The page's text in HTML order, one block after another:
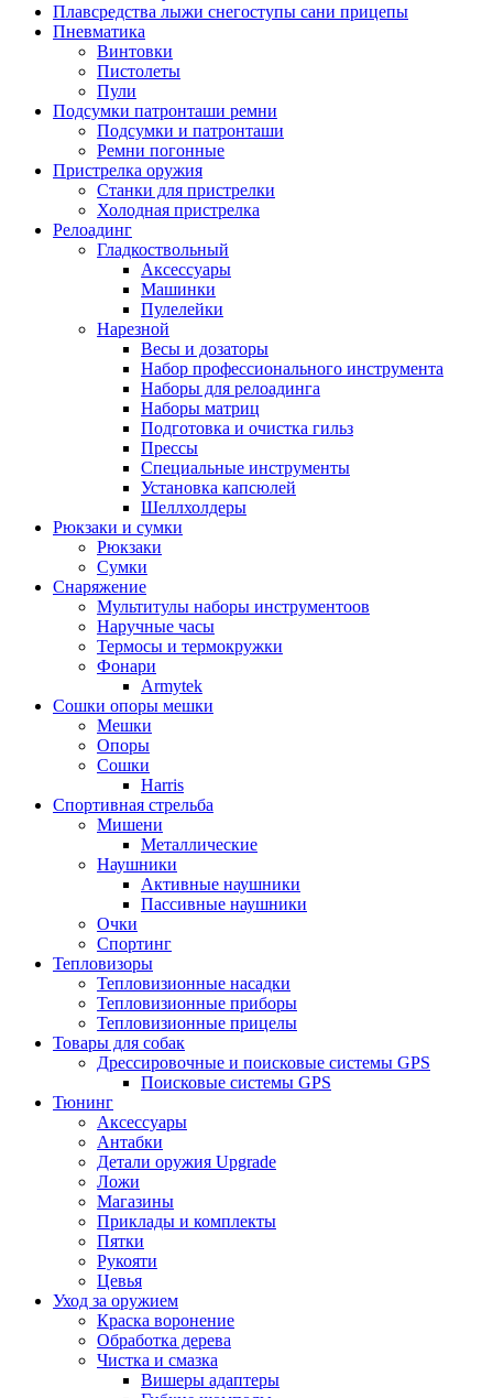
Плавсредства лыжи снегоступы сани прицепы
Пневматика
Винтовки
Пистолеты
Пули
Подсумки патронташи ремни
Подсумки и патронташи
Ремни погонные
Пристрелка оружия
Станки для пристрелки
Холодная пристрелка
Релоадинг
Гладкоствольный
Аксессуары
Машинки
Пулелейки
Нарезной
Весы и дозаторы
Набор профессионального инструмента
Наборы для релоадинга
Наборы матриц
Подготовка и очистка гильз
Прессы
Специальные инструменты
Установка капсюлей
Шеллхолдеры
Рюкзаки и сумки
Рюкзаки
Сумки
Снаряжение
Мультитулы наборы инструментоов
Наручные часы
Термосы и термокружки
Фонари
Armytek
Сошки опоры мешки
Мешки
Опоры
Сошки
Harris
Спортивная стрельба
Мишени
Металлические
Наушники
Активные наушники
Пассивные наушники
Очки
Спортинг
Тепловизоры
Тепловизионные насадки
Тепловизионные приборы
Тепловизионные прицелы
Товары для собак
Дрессировочные и поисковые системы GPS
Поисковые системы GPS
Тюнинг
Аксессуары
Антабки
Детали оружия Upgrade
Ложи
Магазины
Приклады и комплекты
Пятки
Рукояти
Цевья
Уход за оружием
Краска воронение
Обработка дерева
Чистка и смазка
Вишеры адаптеры